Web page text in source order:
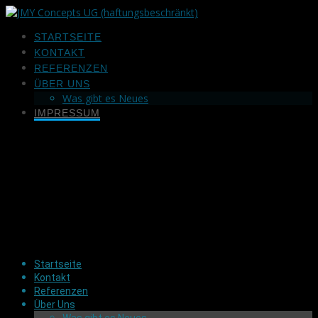
Zum
springenSTARTSEITE
KONTAKT
REFERENZEN
ÜBER UNS
Was gibt es Neues
IMPRESSUM
Startseite
Kontakt
Referenzen
Über Uns